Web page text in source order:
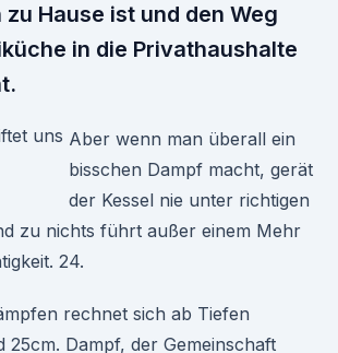
Hause ist und den Weg
in die Privathaushalte
Aber wenn man überall ein
bisschen Dampf macht, gerät
der Kessel nie unter richtigen
zu nichts führt außer einem Mehr
24.
rechnet sich ab Tiefen
25cm. Dampf, der Gemeinschaft